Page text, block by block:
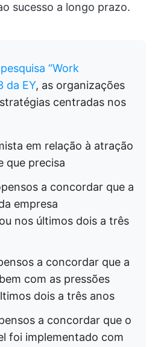
sucesso a longo prazo.
“Work
da EY, as organizações
centradas nos
em relação à atração
que precisa
a concordar que a
empresa
nos últimos dois a três
a concordar que a
com as pressões
dois a três anos
a concordar que o
foi implementado com